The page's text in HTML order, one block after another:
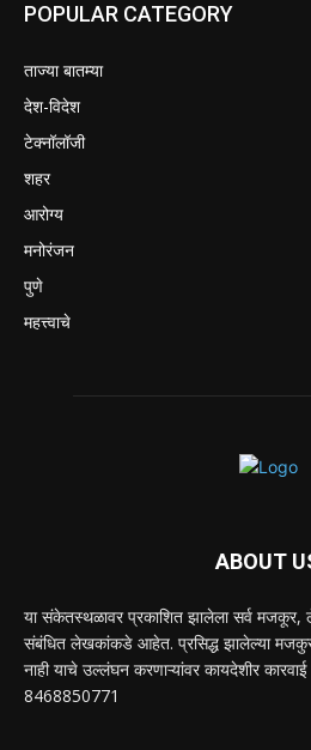
POPULAR CATEGORY
ताज्या बातम्या
देश-विदेश
टेक्नॉलॉजी
शहर
आरोग्य
मनोरंजन
पुणे
महत्त्वाचे
ABOUT
या संकेतस्थळावर प्रकाशित झालेला सर्व
संबंधित लेखकांकडे आहेत. प्रसिद्ध झालेल्या
नाही याचे उल्लंघन करणाऱ्यांवर कायदेशीर
8468850771